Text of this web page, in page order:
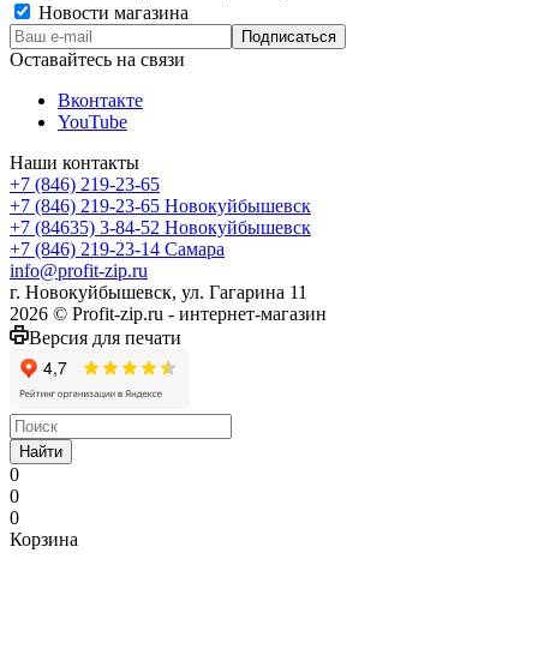
Новости магазина
Оставайтесь на связи
Вконтакте
YouTube
Наши контакты
+7 (846) 219-23-65
+7 (846) 219-23-65 Новокуйбышевск
+7 (84635) 3-84-52 Новокуйбышевск
+7 (846) 219-23-14 Самара
info@profit-zip.ru
г. Новокуйбышевск, ул. Гагарина 11
2026 © Profit-zip.ru - интернет-магазин
Версия для печати
Найти
0
0
0
Корзина